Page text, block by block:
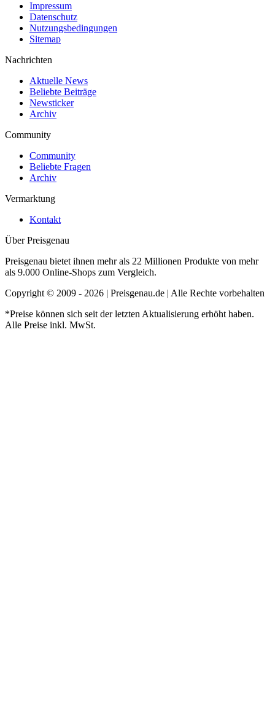
Impressum
Datenschutz
Nutzungsbedingungen
Sitemap
Nachrichten
Aktuelle News
Beliebte Beiträge
Newsticker
Archiv
Community
Community
Beliebte Fragen
Archiv
Vermarktung
Kontakt
Über Preisgenau
Preisgenau bietet ihnen mehr als 22 Millionen Produkte von mehr
als 9.000 Online-Shops zum Vergleich.
Copyright © 2009 - 2026 | Preisgenau.de | Alle Rechte vorbehalten
*Preise können sich seit der letzten Aktualisierung erhöht haben.
Alle Preise inkl. MwSt.